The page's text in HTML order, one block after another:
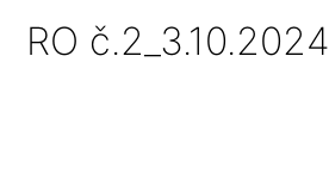
RO č.2_3.10.2024